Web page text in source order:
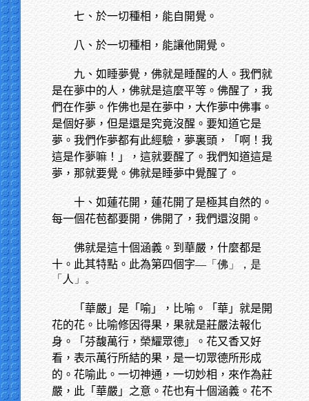
七、於一切種相，能自開覺。
八、於一切種相，能讓他開覺。
九、如睡夢覺，佛就是睡醒的人。我們就
是在夢中的人，佛就是這麼平等。佛醒了，我
們在作夢。作佛也是在夢中，大作夢中佛事。
是個好夢，但是還是究竟沒醒。要知道它是
夢。我們作夢都有此經驗，夢裏頭，「啊！我
這是作夢嘛！」，這就要醒了。我們知道這是
夢，那就要覺。佛就是睡夢中覺醒了。
十、如蓮花開，蓮花開了是極其自然的。
每一個花苞都要開，佛開了，我們還沒開。
佛就是這十個涵義。到華嚴，什麼都是
十。此其特點。此為第四個字—「佛」，是
「人」。
「華嚴」是「喻」，比喻。「華」就是開
花的花。比喻修因得果，果就是莊嚴法報化
身。「芬馥萬行，榮耀眾德」。花又香又好
看，表示萬行所結的果，是一切眾德所形成
的。花喻此。一切神通，一切妙相，來作為莊
嚴，此「華嚴」之意。花也有十個涵義。花不